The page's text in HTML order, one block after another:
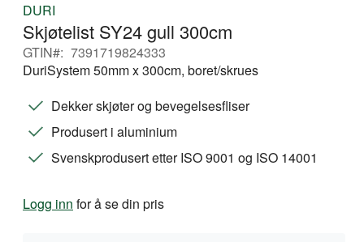
begynnelsen
bildegalleri
DURI
Skjøtelist SY24 gull 300cm
GTIN
7391719824333
DuriSystem 50mm x 300cm, boret/skrues
Dekker skjøter og bevegelsesfliser
Produsert i aluminium
Svenskprodusert etter ISO 9001 og ISO 14001
Logg inn for å se din pris